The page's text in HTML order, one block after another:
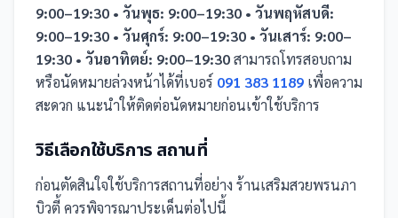
9:00–19:30 • วันพุธ: 9:00–19:30 • วันพฤหัสบดี:
9:00–19:30 • วันศุกร์: 9:00–19:30 • วันเสาร์: 9:00–
19:30 • วันอาทิตย์: 9:00–19:30สามารถโทรสอบถาม
หรือนัดหมายล่วงหน้าได้ที่เบอร์ 091 383 1189 เพื่อความ
สะดวก แนะนำให้ติดต่อนัดหมายก่อนเข้าใช้บริการ
วิธีเลือกใช้บริการ สถานที่
ก่อนตัดสินใจใช้บริการสถานที่อย่าง ร้านเสริมสวยพรนภา
บิวตี้ ควรพิจารณาประเด็นต่อไปนี้